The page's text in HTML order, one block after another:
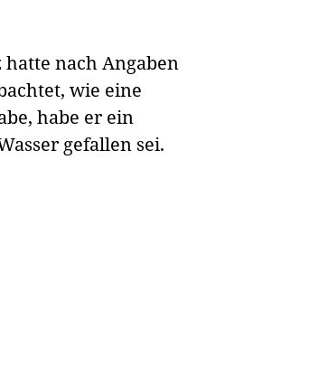
nach Angaben
wie eine
habe er ein
gefallen sei.